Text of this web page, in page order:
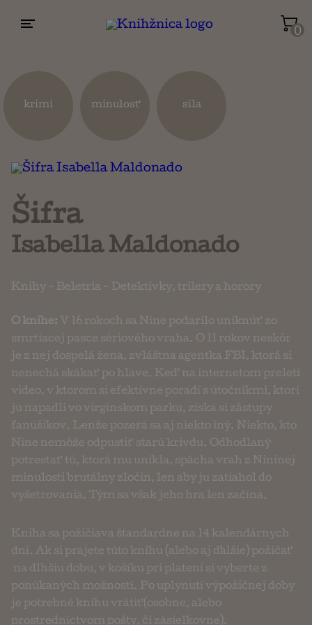
0
krimi minulosť sila
Šifra
Isabella Maldonado
Knihy - Beletria - Detektívky, trilery a horory
O knihe: V 16 rokoch sa Nine podarilo uniknúť zo
smrtiacej pasce sériového vraha. O 11 rokov neskôr
je z nej dospelá žena, zvláštna agentka FBI, ktorá si
nenechá skákať po hlave. Keď na internetom preletí
video, v ktorom si efektívne poradí s útočníkmi, ktorí
ju napadli vo virgínskom parku, získa si zástupy
fanúšikov. Lenže pozerá sa aj niekto iný. Niekto, kto
Nine nemôže odpustiť starú krivdu. Odhodlaný
potrestať tú, ktorá mu unikla, spácha vrah z Nininej
minulosti brutálny zločin, len aby ju zatiahol do
vyšetrovania. Tým sa však jeho hra len začína.
Kniha sa požičiava štandardne na 14 kalendárnych
dní. Ak si prajete túto knihu (alebo aj ďalšie) požičať
na dlhšiu dobu, v košíku pri platení si vyberte z
ponúkaných možností. Po uplynutí výpožičnej doby
je potrebné knihu vrátiť (osobne, alebo
prostredníctvom pošty, či zásielkovne).